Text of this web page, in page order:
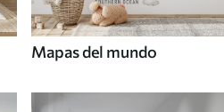
Mapas del mundo